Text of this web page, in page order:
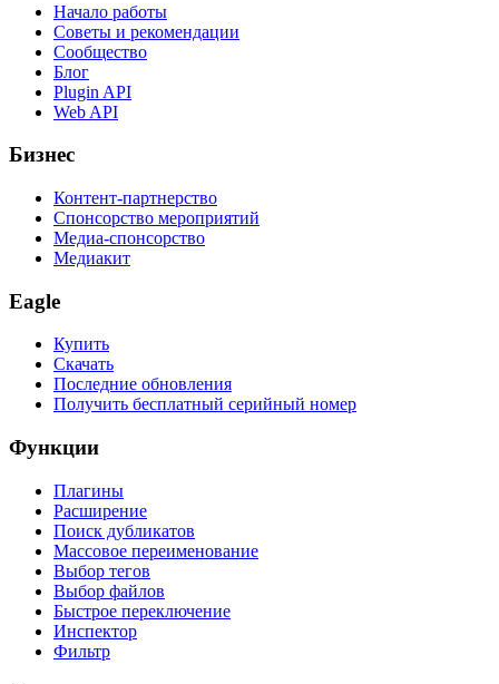
Начало работы
Советы и рекомендации
Сообщество
Блог
Plugin API
Web API
Бизнес
Контент-партнерство
Спонсорство мероприятий
Медиа-спонсорство
Медиакит
Eagle
Купить
Скачать
Последние обновления
Получить бесплатный серийный номер
Функции
Плагины
Расширение
Поиск дубликатов
Массовое переименование
Выбор тегов
Выбор файлов
Быстрое переключение
Инспектор
Фильтр